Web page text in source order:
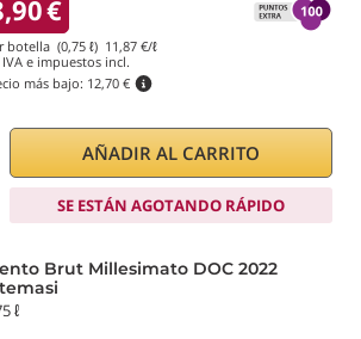
€
botella (0,75 ℓ) 11,87 €/ℓ
IVA e impuestos incl.
más bajo: 12,70 €
AÑADIR AL CARRITO
SE ESTÁN AGOTANDO RÁPIDO
Brut Millesimato DOC 2022
ℓ